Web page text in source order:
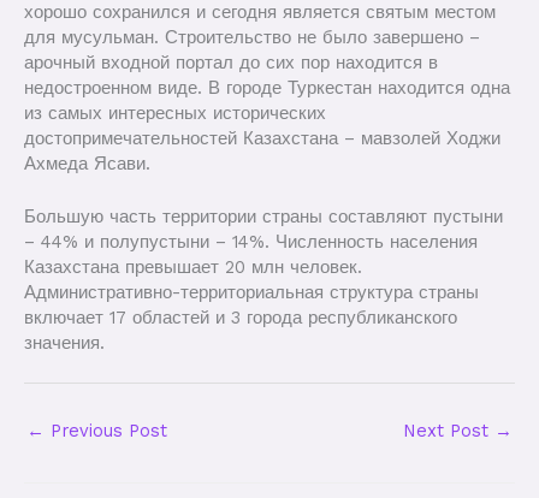
хорошо сохранился и сегодня является святым местом
для мусульман. Строительство не было завершено –
арочный входной портал до сих пор находится в
недостроенном виде. В городе Туркестан находится одна
из самых интересных исторических
достопримечательностей Казахстана – мавзолей Ходжи
Ахмеда Ясави.
Большую часть территории страны составляют пустыни
– 44% и полупустыни – 14%. Численность населения
Казахстана превышает 20 млн человек.
Административно-территориальная структура страны
включает 17 областей и 3 города республиканского
значения.
← Previous Post Next Post →